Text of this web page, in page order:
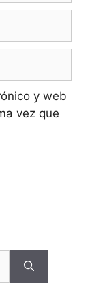
y web
vez que